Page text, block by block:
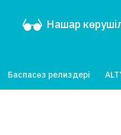
Нашар
Баспасөз релиздері